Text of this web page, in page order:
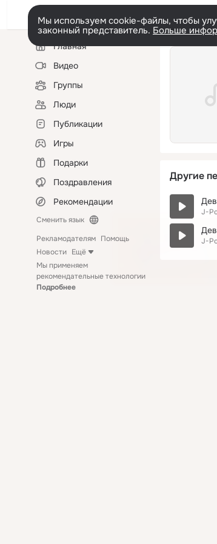
Мы используем cookie-файлы, чтобы
законный представитель. Больше
Левая
колонкаГлавная
Видео
Группы
Люди
Публикации
Игры
Подарки
Поздравления
Рекомендации
Сменить язык
Рекламодателям Помощь
Новости Ещё
Мы применяем
рекомендательные технологии
Подробнее
Другие
J-
J-